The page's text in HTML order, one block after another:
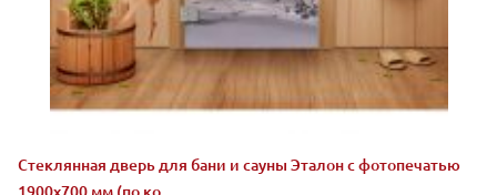
Стеклянная дверь для бани и сауны Эталон с фотопечатью
1900х700 мм (по ко...